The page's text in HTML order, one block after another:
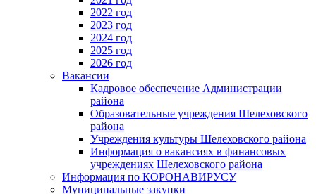
2022 год
2023 год
2024 год
2025 год
2026 год
Вакансии
Кадровое обеспечение Администрации
района
Образовательные учреждения Шелеховского
района
Учреждения культуры Шелеховского района
Информация о вакансиях в финансовых
учреждениях Шелеховского района
Информация по КОРОНАВИРУСУ
Муниципальные закупки